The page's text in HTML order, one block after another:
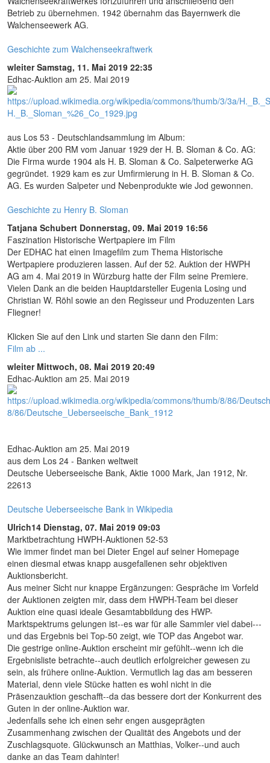
Betrieb zu übernehmen. 1942 übernahm das Bayernwerk die
Walchenseewerk AG.
Geschichte zum Walchenseekraftwerk
wleiterSamstag, 11. Mai 2019 22:35
Edhac-Auktion am 25. Mai 2019
aus Los 53 - Deutschlandsammlung im Album:
Aktie über 200 RM vom Januar 1929 der H. B. Sloman & Co. AG:
Die Firma wurde 1904 als H. B. Sloman & Co. Salpeterwerke AG
gegründet. 1929 kam es zur Umfirmierung in H. B. Sloman & Co.
AG. Es wurden Salpeter und Nebenprodukte wie Jod gewonnen.
Geschichte zu Henry B. Sloman
Tatjana Schubert Donnerstag, 09. Mai 2019 16:56
Faszination Historische Wertpapiere im Film
Der EDHAC hat einen Imagefilm zum Thema Historische
Wertpapiere produzieren lassen. Auf der 52. Auktion der HWPH
AG am 4. Mai 2019 in Würzburg hatte der Film seine Premiere.
Vielen Dank an die beiden Hauptdarsteller Eugenia Losing und
Christian W. Röhl sowie an den Regisseur und Produzenten Lars
Fliegner!
Klicken Sie auf den Link und starten Sie dann den Film:
Film ab ...
wleiter Mittwoch, 08. Mai 2019 20:49
Edhac-Auktion am 25. Mai 2019
Edhac-Auktion am 25. Mai 2019
aus dem Los 24 - Banken weltweit
Deutsche Ueberseeische Bank, Aktie 1000 Mark, Jan 1912, Nr.
22613
Deutsche Ueberseeische Bank in Wikipedia
Ulrich14 Dienstag, 07. Mai 2019 09:03
Marktbetrachtung HWPH-Auktionen 52-53
Wie immer findet man bei Dieter Engel auf seiner Homepage
einen diesmal etwas knapp ausgefallenen sehr objektiven
Auktionsbericht.
Aus meiner Sicht nur knappe Ergänzungen: Gespräche im Vorfeld
der Auktionen zeigten mir, dass dem HWPH-Team bei dieser
Auktion eine quasi ideale Gesamtabbildung des HWP-
Marktspektrums gelungen ist--es war für alle Sammler viel dabei---
und das Ergebnis bei Top-50 zeigt, wie TOP das Angebot war.
Die gestrige online-Auktion erscheint mir gefühlt--wenn ich die
Ergebnisliste betrachte--auch deutlich erfolgreicher gewesen zu
sein, als frühere online-Auktion. Vermutlich lag das am besseren
Material, denn viele Stücke hatten es wohl nicht in die
Präsenzauktion geschafft--da das bessere dort der Konkurrent des
Guten in der online-Auktion war.
Jedenfalls sehe ich einen sehr engen ausgeprägten
Zusammenhang zwischen der Qualität des Angebots und der
Zuschlagsquote. Glückwunsch an Matthias, Volker--und auch
danke an das Team dahinter!